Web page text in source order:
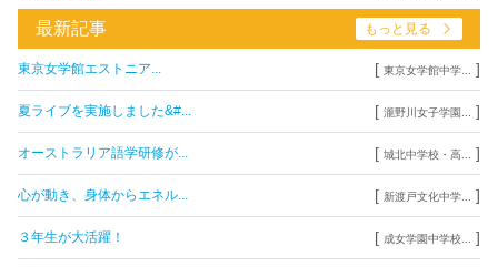
最新記事 もっと見る
東京女学館エストニア... [ 東京女学館中学... ]
夏ライブを実施しました&#... [ 瀧野川女子学園... ]
オーストラリア語学研修が... [ 城北中学校・高... ]
心が動き、身体からエネル... [ 新渡戸文化中学... ]
３年生が大活躍！ [ 成女学園中学校... ]